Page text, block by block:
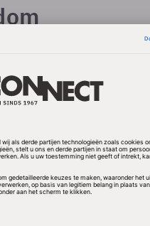
stellen de
cryptosystemen
van sleutels voor
op Diffie-Hellman zijn
Whit is right’, een
RSA-algoritme